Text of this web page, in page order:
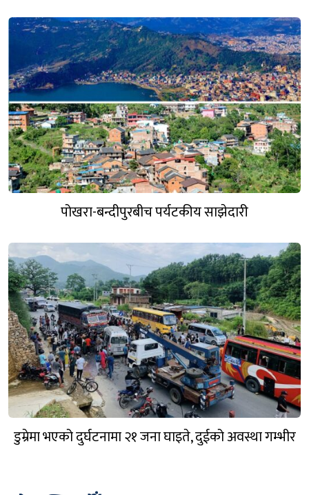
पोखरा-बन्दीपुरबीच पर्यटकीय साझेदारी
डुम्रेमा भएको दुर्घटनामा २१ जना घाइते, दुईको अवस्था गम्भीर